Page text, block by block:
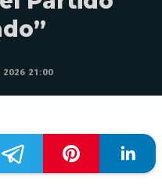
2026 21:00